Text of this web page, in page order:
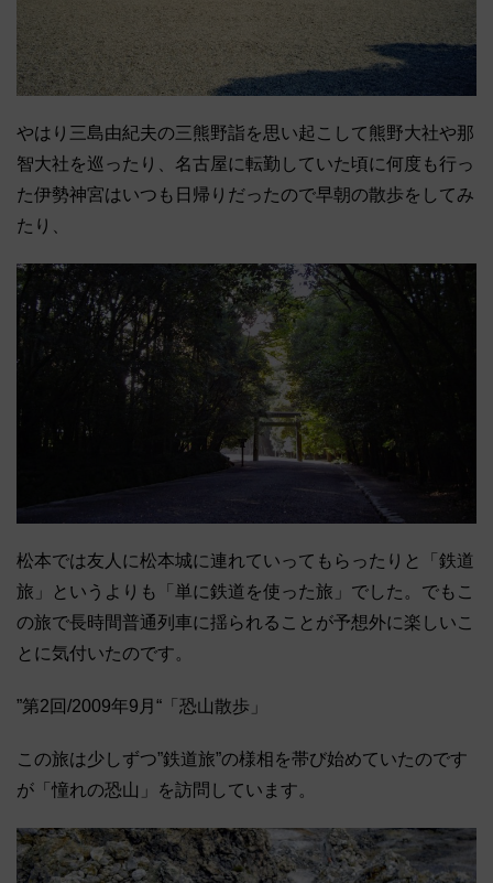
やはり三島由紀夫の三熊野詣を思い起こして熊野大社や那
智大社を巡ったり、名古屋に転勤していた頃に何度も行っ
た伊勢神宮はいつも日帰りだったので早朝の散歩をしてみ
たり、
松本では友人に松本城に連れていってもらったりと「鉄道
旅」というよりも「単に鉄道を使った旅」でした。でもこ
の旅で長時間普通列車に揺られることが予想外に楽しいこ
とに気付いたのです。
”第2回/2009年9月“「恐山散歩」
この旅は少しずつ”鉄道旅”の様相を帯び始めていたのです
が「憧れの恐山」を訪問しています。